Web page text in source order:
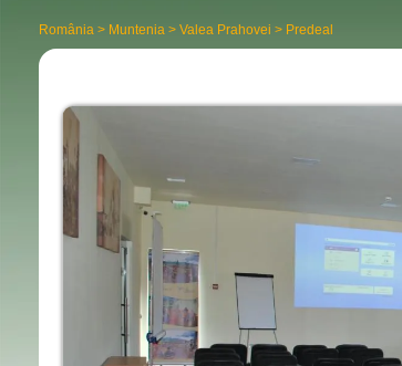
România > Muntenia > Valea Prahovei > Predeal